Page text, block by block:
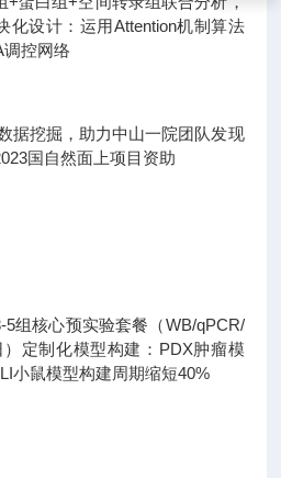
化设计：运用Attention机制算法
控网络
据挖掘，助力中山一院团队发现
国自然面上项目资助
组核心预实验套餐（WB/qPCR/
定制化模型构建：PDX肿瘤模
小鼠模型构建周期缩短40%